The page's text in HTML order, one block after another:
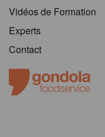
Vidéos de Formation
Experts
Contact